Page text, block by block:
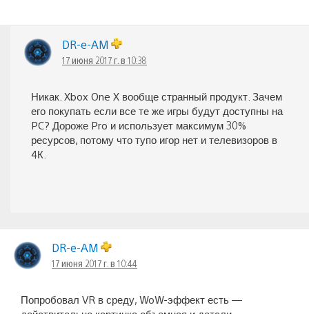
DR-e-AM
17 июня 2017 г. в 10:38
Никак. Xbox One X вообще странный продукт. Зачем
его покупать если все те же игры будут доступны на
PC? Дороже Pro и использует максимум 30%
ресурсов, потому что тупо игор нет и телевизоров в
4К.
DR-e-AM
17 июня 2017 г. в 10:44
Попробовал VR в среду, WoW-эффект есть —